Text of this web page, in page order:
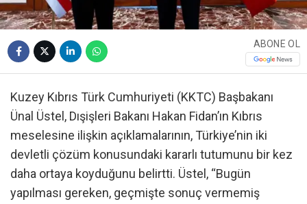
ABONE OL
Kuzey Kıbrıs Türk Cumhuriyeti (KKTC) Başbakanı
Ünal Üstel, Dışişleri Bakanı Hakan Fidan’ın Kıbrıs
meselesine ilişkin açıklamalarının, Türkiye’nin iki
devletli çözüm konusundaki kararlı tutumunu bir kez
daha ortaya koyduğunu belirtti. Üstel, “Bugün
yapılması gereken, geçmişte sonuç vermemiş